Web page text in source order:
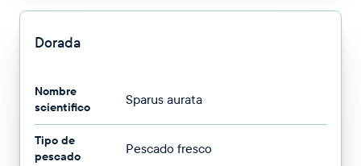
Dorada
Nombre
scientifico
Sparus aurata
Tipo de
pescado
Pescado fresco